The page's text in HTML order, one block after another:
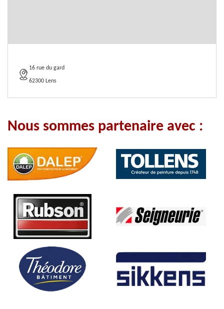
16 rue du gard
62300 Lens
Nous sommes partenaire avec :